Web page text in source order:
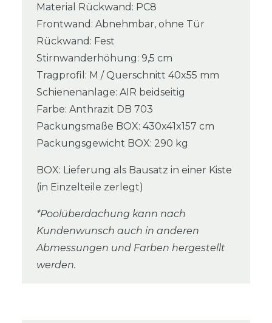
Material Rückwand: PC8
Frontwand: Abnehmbar, ohne Tür
Rückwand: Fest
Stirnwanderhöhung: 9,5 cm
Tragprofil: M / Querschnitt 40x55 mm
Schienenanlage: AIR beidseitig
Farbe: Anthrazit DB 703
Packungsmaße BOX: 430x41x157 cm
Packungsgewicht BOX: 290 kg
BOX: Lieferung als Bausatz in einer Kiste
(in Einzelteile zerlegt)
*Poolüberdachung kann nach
Kundenwunsch auch in anderen
Abmessungen und Farben hergestellt
werden.